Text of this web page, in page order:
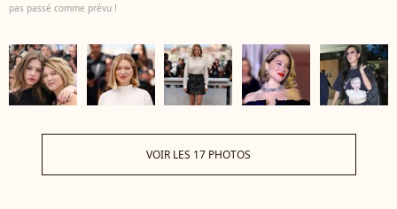
pas passé comme prévu !
VOIR LES 17 PHOTOS